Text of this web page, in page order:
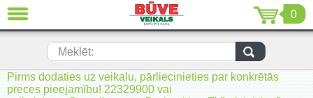
0
Meklēt:
Pirms dodaties uz veikalu, pārliecinieties par konkrētās
preces pieejamību! 22329900 vai
AIZVĒRT
Jaunumi (230)